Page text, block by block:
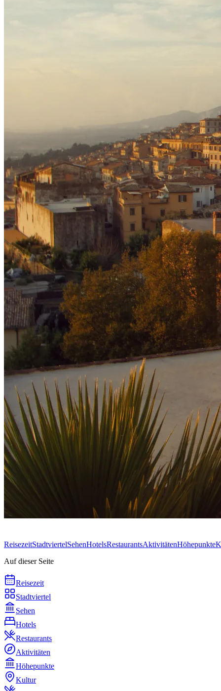
ReisezeitStadtviertelSehenHotelsRestaurantsAktivitätenHöhepunkte
Auf dieser Seite
Reisezeit
Stadtviertel
Sehen
Hotels
Restaurants
Aktivitäten
Höhepunkte
Kultur